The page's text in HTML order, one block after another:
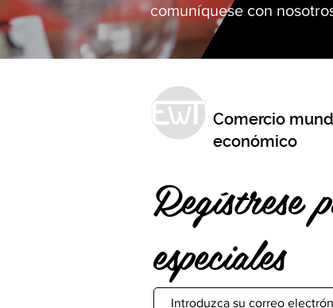
comuníquese con
Comercio
económico
Regístrese
especiales